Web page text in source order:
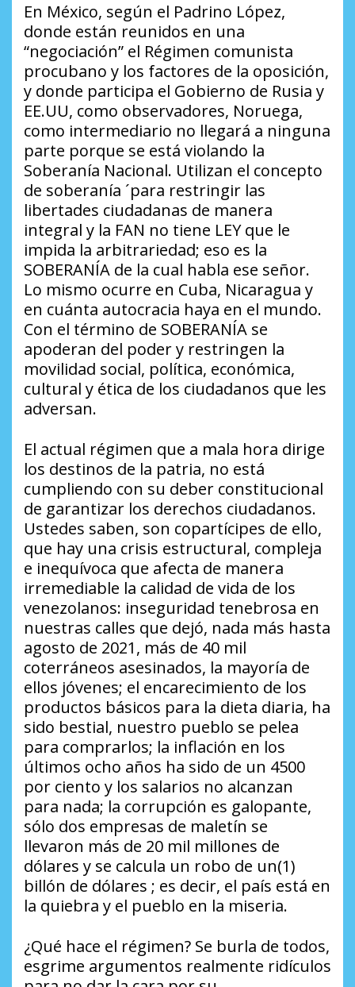
En México, según el Padrino López,
donde están reunidos en una
“negociación” el Régimen comunista
procubano y los factores de la oposición,
y donde participa el Gobierno de Rusia y
EE.UU, como observadores, Noruega,
como intermediario no llegará a ninguna
parte porque se está violando la
Soberanía Nacional. Utilizan el concepto
de soberanía ´para restringir las
libertades ciudadanas de manera
integral y la FAN no tiene LEY que le
impida la arbitrariedad; eso es la
SOBERANÍA de la cual habla ese señor.
Lo mismo ocurre en Cuba, Nicaragua y
en cuánta autocracia haya en el mundo.
Con el término de SOBERANÍA se
apoderan del poder y restringen la
movilidad social, política, económica,
cultural y ética de los ciudadanos que les
adversan.
El actual régimen que a mala hora dirige
los destinos de la patria, no está
cumpliendo con su deber constitucional
de garantizar los derechos ciudadanos.
Ustedes saben, son copartícipes de ello,
que hay una crisis estructural, compleja
e inequívoca que afecta de manera
irremediable la calidad de vida de los
venezolanos: inseguridad tenebrosa en
nuestras calles que dejó, nada más hasta
agosto de 2021, más de 40 mil
coterráneos asesinados, la mayoría de
ellos jóvenes; el encarecimiento de los
productos básicos para la dieta diaria, ha
sido bestial, nuestro pueblo se pelea
para comprarlos; la inflación en los
últimos ocho años ha sido de un 4500
por ciento y los salarios no alcanzan
para nada; la corrupción es galopante,
sólo dos empresas de maletín se
llevaron más de 20 mil millones de
dólares y se calcula un robo de un(1)
billón de dólares ; es decir, el país está en
la quiebra y el pueblo en la miseria.
¿Qué hace el régimen? Se burla de todos,
esgrime argumentos realmente ridículos